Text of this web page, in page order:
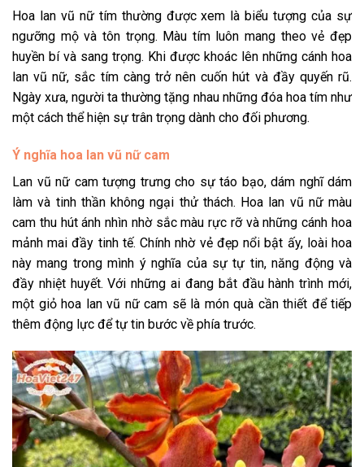
Hoa lan vũ nữ tím thường được xem là biểu tượng của sự
ngưỡng mộ và tôn trọng. Màu tím luôn mang theo vẻ đẹp
huyền bí và sang trọng. Khi được khoác lên những cánh hoa
lan vũ nữ, sắc tím càng trở nên cuốn hút và đầy quyến rũ.
Ngày xưa, người ta thường tặng nhau những đóa hoa tím như
một cách thể hiện sự trân trọng dành cho đối phương.
Ý nghĩa hoa lan vũ nữ cam
Lan vũ nữ cam tượng trưng cho sự táo bạo, dám nghĩ dám
làm và tinh thần không ngại thử thách. Hoa lan vũ nữ màu
cam thu hút ánh nhìn nhờ sắc màu rực rỡ và những cánh hoa
mảnh mai đầy tinh tế. Chính nhờ vẻ đẹp nổi bật ấy, loài hoa
này mang trong mình ý nghĩa của sự tự tin, năng động và
đầy nhiệt huyết. Với những ai đang bắt đầu hành trình mới,
một giỏ hoa lan vũ nữ cam sẽ là món quà cần thiết để tiếp
thêm động lực để tự tin bước về phía trước.